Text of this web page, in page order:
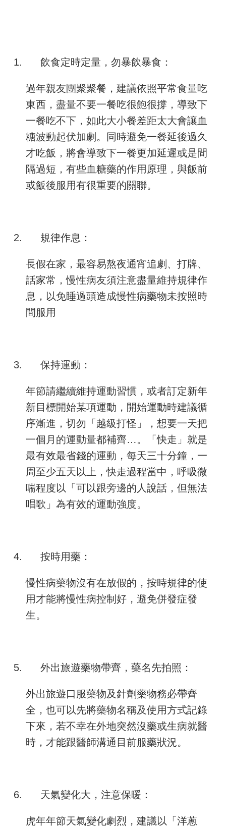
1. 飲食定時定量，勿暴飲暴食：
過年親友團聚聚餐，建議依照平常食量吃
東西，盡量不要一餐吃很飽很撐，導致下
一餐吃不下，如此大小餐差距太大會讓血
糖波動起伏加劇。同時避免一餐延後過久
才吃飯，將會導致下一餐更加延遲或是間
隔過短，有些血糖藥的作用原理，與飯前
或飯後服用有很重要的關聯。
2. 規律作息：
長假在家，最容易熬夜通宵追劇、打牌、
話家常，慢性病友須注意盡量維持規律作
息，以免睡過頭造成慢性病藥物未按照時
間服用
3. 保持運動：
年節請繼續維持運動習慣，或者訂定新年
新目標開始某項運動，開始運動時建議循
序漸進，切勿「越級打怪」，想要一天把
一個月的運動量都補齊…。「快走」就是
最有效最省錢的運動，每天三十分鐘，一
周至少五天以上，快走過程當中，呼吸微
喘程度以「可以跟旁邊的人說話，但無法
唱歌」為有效的運動強度。
4. 按時用藥：
慢性病藥物沒有在放假的，按時規律的使
用才能將慢性病控制好，避免併發症發
生。
5. 外出旅遊藥物帶齊，藥名先拍照：
外出旅遊口服藥物及針劑藥物務必帶齊
全，也可以先將藥物名稱及使用方式記錄
下來，若不幸在外地突然沒藥或生病就醫
時，才能跟醫師溝通目前服藥狀況。
6. 天氣變化大，注意保暖：
虎年年節天氣變化劇烈，建議以「洋蔥